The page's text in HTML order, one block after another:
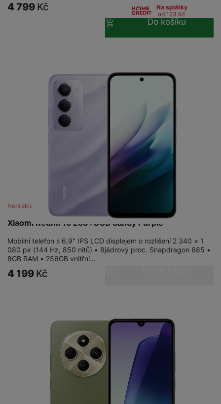
4 799 Kč
Na splátky
od 123 Kč
Do košíku
Xiaomi Redmi 15 256+8GB Sandy Purple
Není skladem
Mobilní telefon s 6,9" IPS LCD displejem o rozlišení 2 340 × 1
080 px (144 Hz, 850 nitů) • 8jádrový proc. Snapdragon 685 •
8GB RAM • 256GB vnitřní…
4 199 Kč